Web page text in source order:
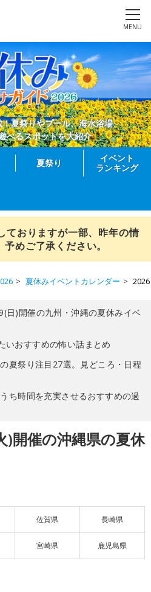
MENU
夏祭りやプール、海水浴場、
べるスポットを大紹介
夏祭り
イベント
ランキング
ておりますが一部、昨年の情
めご了承ください。
夏休みイベントカレンダー
日)開催の九州・沖縄の夏休みイベ
いおすすめの怖い話まとめ
夏祭り注目27選。見どころ・日程
ち時間を充実させるおすすめの過
)開催の沖縄県の夏休
佐賀県 長崎県
宮崎県 鹿児島県